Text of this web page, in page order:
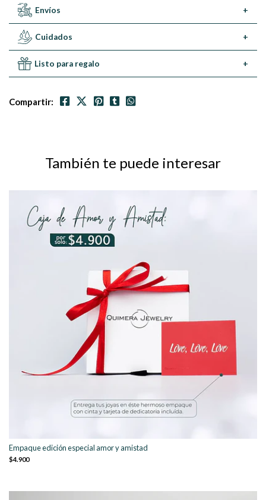
Envíos +
Cuidados +
Listo para regalo +
Compartir:
También te puede interesar
Empaque edición especial amor y amistad
$4.900